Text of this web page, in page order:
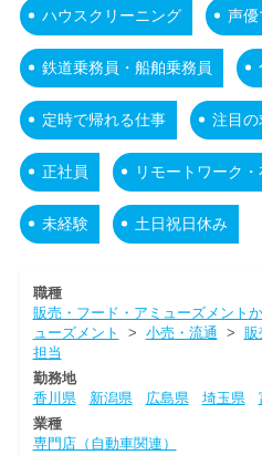
ハウスクリーニング 声優
鉄道乗務員・船舶乗務員
定時で帰れる仕事 注目の
正社員 リモートワーク
未経験 土日祝日休み
職種
販売・フード・アミューズメント
ューズメント
> 小売・流通 > 販
担当
勤務地
香川県
新潟県 広島県 埼玉県
業種
専門店（自動車関連）